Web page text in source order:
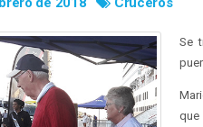
Se
que